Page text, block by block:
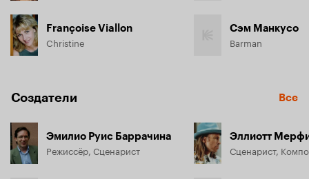
Françoise Viallon
Christine
Сэм Манкусо
Barman
Создатели Все
Эмилио Руис Баррачина
Режиссёр, Сценарист
Эллиотт
Сценарист,